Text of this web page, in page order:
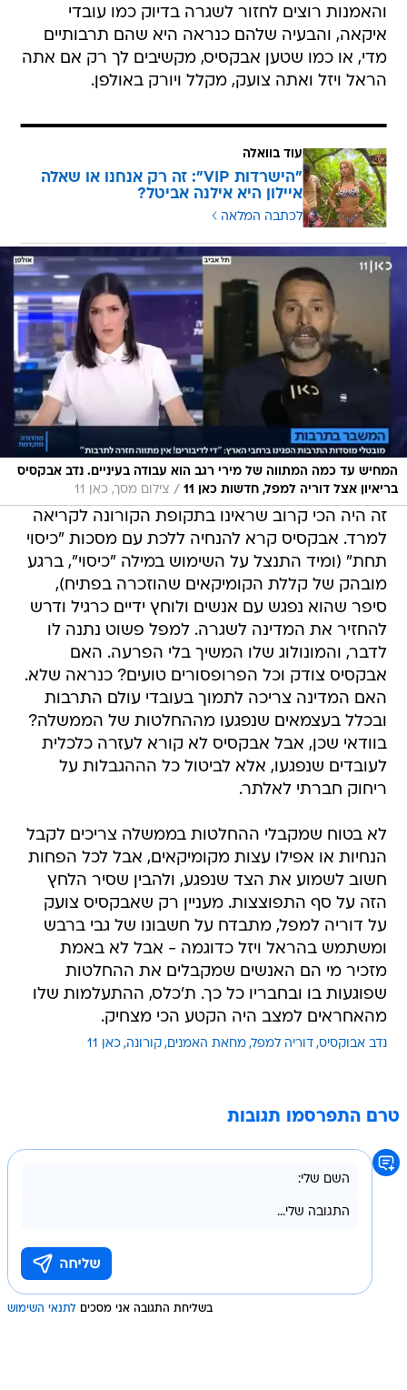
והאמנות רוצים לחזור לשגרה בדיוק כמו עובדי
איקאה, והבעיה שלהם כנראה היא שהם תרבותיים
מדי, או כמו שטען אבקסיס, מקשיבים לך רק אם אתה
הראל ויזל ואתה צועק, מקלל ויורק באולפן.
עוד בוואלה
"הישרדות VIP": זה רק אנחנו או שאלה
איילון היא אילנה אביטל?
לכתבה המלאה
המחיש עד כמה המתווה של מירי רגב הוא עבודה בעיניים. נדב אבקסיס
בריאיון אצל דוריה למפל, חדשות כאן 11
/ צילום מסך, כאן 11
זה היה הכי קרוב שראינו בתקופת הקורונה לקריאה
למרד. אבקסיס קרא להנחיה ללכת עם מסכות "כיסוי
תחת" (ומיד התנצל על השימוש במילה "כיסוי", ברגע
מובהק של קללת הקומיקאים שהוזכרה בפתיח),
סיפר שהוא נפגש עם אנשים ולוחץ ידיים כרגיל ודרש
להחזיר את המדינה לשגרה. למפל פשוט נתנה לו
לדבר, והמונולוג שלו המשיך בלי הפרעה. האם
אבקסיס צודק וכל הפרופסורים טועים? כנראה שלא.
האם המדינה צריכה לתמוך בעובדי עולם התרבות
ובכלל בעצמאים שנפגעו מההחלטות של הממשלה?
בוודאי שכן, אבל אבקסיס לא קורא לעזרה כלכלית
לעובדים שנפגעו, אלא לביטול כל הההגבלות על
ריחוק חברתי לאלתר.
לא בטוח שמקבלי ההחלטות בממשלה צריכים לקבל
הנחיות או אפילו עצות מקומיקאים, אבל לכל הפחות
חשוב לשמוע את הצד שנפגע, ולהבין שסיר הלחץ
הזה על סף התפוצצות. מעניין רק שאבקסיס צועק
על דוריה למפל, מתבדח על חשבונו של גבי ברבש
ומשתמש בהראל ויזל כדוגמה - אבל לא באמת
מזכיר מי הם האנשים שמקבלים את ההחלטות
שפוגעות בו ובחבריו כל כך. ת'כלס, ההתעלמות שלו
מהאחראים למצב היה הקטע הכי מצחיק.
נדב אבוקסיס דוריה למפל מחאת האמנים קורונה כאן 11
טרם התפרסמו תגובות
בשליחת התגובה אני מסכים לתנאי השימוש